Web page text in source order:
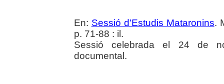
En: Sessió d'Estudis Mataronins.
p. 71-88 : il.
Sessió celebrada el 24 de
documental.